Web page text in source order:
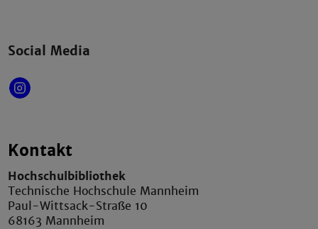
Social Media
Kontakt
Hochschulbibliothek
Technische Hochschule Mannheim
Paul-Wittsack-Straße 10
68163 Mannheim